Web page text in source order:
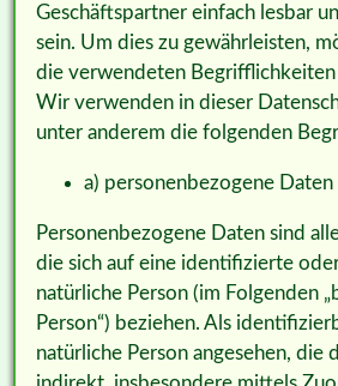
Geschäftspartner einfach lesbar
sein. Um dies zu gewährleisten,
die verwendeten Begrifflichkeiten
Wir verwenden in dieser
unter anderem die folgenden
a) personenbezogene Daten
Personenbezogene Daten sind
die sich auf eine identifizierte
natürliche Person (im Folgenden
Person“) beziehen. Als
natürliche Person angesehen, die